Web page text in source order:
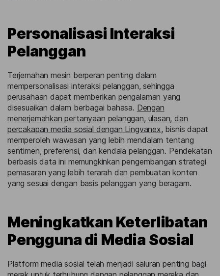
Personalisasi Interaksi
Pelanggan
Terjemahan mesin berperan penting dalam
mempersonalisasi interaksi pelanggan, sehingga
perusahaan dapat memberikan pengalaman yang
disesuaikan dalam berbagai bahasa. Dengan
menerjemahkan pertanyaan pelanggan, ulasan, dan
percakapan media sosial dengan Lingvanex, bisnis dapat
memperoleh wawasan yang lebih mendalam tentang
sentimen, preferensi, dan kendala pelanggan. Pendekatan
berbasis data ini memungkinkan pengembangan strategi
pemasaran yang lebih terarah dan pembuatan konten
yang sesuai dengan basis pelanggan yang beragam.
Meningkatkan Keterlibatan
Pengguna di Media Sosial
Platform media sosial telah menjadi saluran penting bagi